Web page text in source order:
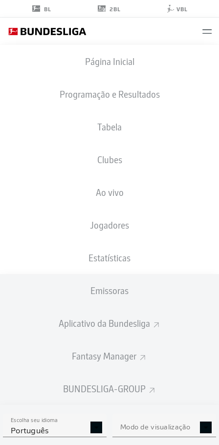
BL 2BL VBL
Página Inicial
Programação e Resultados
Tabela
Clubes
Ao vivo
Jogadores
Estatísticas
Emissoras
Aplicativo da Bundesliga
Fantasy Manager
BUNDESLIGA-GROUP
Escolha seu idioma
Português Modo de visualização
ESTATÍSTICAS DA
TEMPORADA 2025/2026